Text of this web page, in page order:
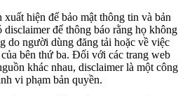
hiện để bảo mật thông tin và bản
disclaimer để thông báo rằng họ không
do người dùng đăng tải hoặc về việc
bên thứ ba. Đối với các trang web
khác nhau, disclaimer là một công
vi phạm bản quyền.